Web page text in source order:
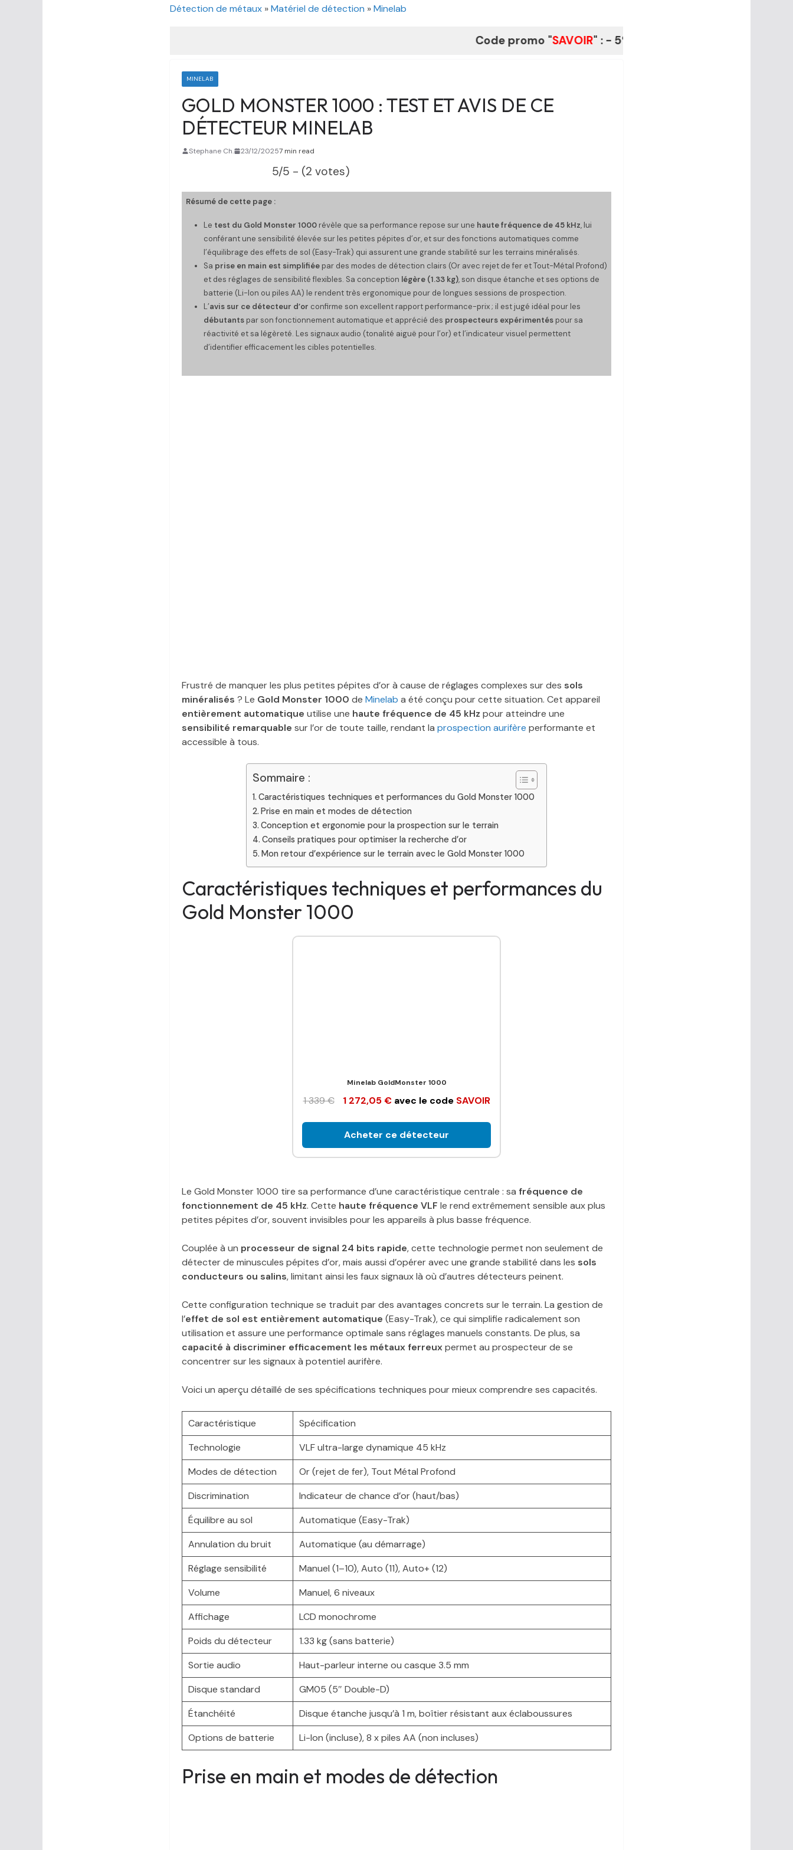
Détection de métaux »Matériel de détection »Minelab
Code promo " SAVOIR " : - 5% à La Boutique du Fouilleur.fr
MINELAB
GOLD MONSTER 1000 : TEST ET AVIS DE CE
DÉTECTEUR MINELAB
Stephane Ch. 23/12/20257 min read
5/5 - (2 votes)
Résumé de cette page :
Le test du Gold Monster 1000révèle que sa performance repose sur une haute fréquence de 45 kHz, lui
conférant une sensibilité élevée sur les petites pépites d’or, et sur des fonctions automatiques comme
l’équilibrage des effets de sol (Easy-Trak) qui assurent une grande stabilité sur les terrains minéralisés.
Sa prise en main est simplifiéepar des modes de détection clairs (Or avec rejet de fer et Tout-Métal Profond)
et des réglages de sensibilité flexibles. Sa conception légère (1.33 kg), son disque étanche et ses options de
batterie (Li-Ion ou piles AA) le rendent très ergonomique pour de longues sessions de prospection.
L’avis sur ce détecteur d’or confirme son excellent rapport performance-prix ; il est jugé idéal pour les
débutantspar son fonctionnement automatique et apprécié des prospecteurs expérimentéspour sa
réactivité et sa légèreté. Les signaux audio (tonalité aiguë pour l’or) et l’indicateur visuel permettent
d’identifier efficacement les cibles potentielles.
Frustré de manquer les plus petites pépites d’or à cause de réglages complexes sur des sols
minéralisés ? Le Gold Monster 1000 de Minelab a été conçu pour cette situation. Cet appareil
entièrement automatique utilise une haute fréquence de 45 kHz pour atteindre une
sensibilité remarquable sur l’or de toute taille, rendant la prospection aurifère performante et
accessible à tous.
Sommaire :
Caractéristiques techniques et performances du Gold Monster 1000
Prise en main et modes de détection
Conception et ergonomie pour la prospection sur le terrain
Conseils pratiques pour optimiser la recherche d’or
Mon retour d’expérience sur le terrain avec le Gold Monster 1000
Caractéristiques techniques et performances du
Gold Monster 1000
Minelab GoldMonster 1000
1 339 € 1 272,05 € avec le codeSAVOIR
Acheter ce détecteur
Le Gold Monster 1000 tire sa performance d’une caractéristique centrale : sa fréquence de
fonctionnement de 45 kHz. Cette haute fréquence VLF le rend extrêmement sensible aux plus
petites pépites d’or, souvent invisibles pour les appareils à plus basse fréquence.
Couplée à un processeur de signal 24 bits rapide, cette technologie permet non seulement de
détecter de minuscules pépites d’or, mais aussi d’opérer avec une grande stabilité dans les sols
conducteurs ou salins, limitant ainsi les faux signaux là où d’autres détecteurs peinent.
Cette configuration technique se traduit par des avantages concrets sur le terrain. La gestion de
l’effet de sol est entièrement automatique (Easy-Trak), ce qui simplifie radicalement son
utilisation et assure une performance optimale sans réglages manuels constants. De plus, sa
capacité à discriminer efficacement les métaux ferreuxpermet au prospecteur de se
concentrer sur les signaux à potentiel aurifère.
Voici un aperçu détaillé de ses spécifications techniques pour mieux comprendre ses capacités.
Caractéristique
Spécification
Technologie
VLF ultra-large dynamique 45 kHz
Modes de détection
Or (rejet de fer), Tout Métal Profond
Discrimination
Indicateur de chance d’or (haut/bas)
Équilibre au sol
Automatique (Easy-Trak)
Annulation du bruit
Automatique (au démarrage)
Réglage sensibilité
Manuel (1–10), Auto (11), Auto+ (12)
Volume
Manuel, 6 niveaux
Affichage
LCD monochrome
Poids du détecteur
1.33 kg (sans batterie)
Sortie audio
Haut-parleur interne ou casque 3.5 mm
Disque standard
GM05 (5″ Double-D)
Étanchéité
Disque étanche jusqu’à 1 m, boîtier résistant aux éclaboussures
Options de batterie
Li-Ion (incluse), 8 x piles AA (non incluses)
Prise en main et modes de détection